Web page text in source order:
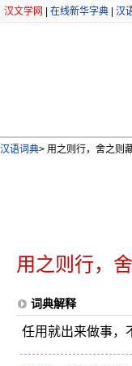
汉文学网 在线新华字典 汉
汉语词典> 用之则行，舍之则
用之则行，
词典解释
任用就出来做事，